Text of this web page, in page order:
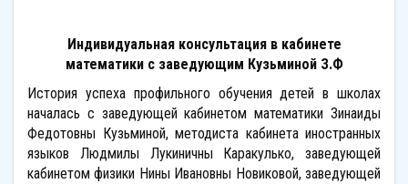
Индивидуальная консультация в кабинете
математики с заведующим Кузьминой З.Ф
История успеха профильного обучения детей в школах
началась с заведующей кабинетом математики Зинаиды
Федотовны Кузьминой, методиста кабинета иностранных
языков Людмилы Лукиничны Каракулько, заведующей
кабинетом физики Нины Ивановны Новиковой, заведующей